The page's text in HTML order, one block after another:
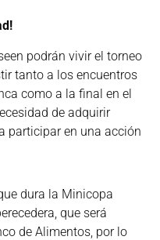
podrán vivir el torneo
tanto a los encuentros
como a la final en el
de adquirir
participar en una acción
dura la Minicopa
que será
de Alimentos, por lo